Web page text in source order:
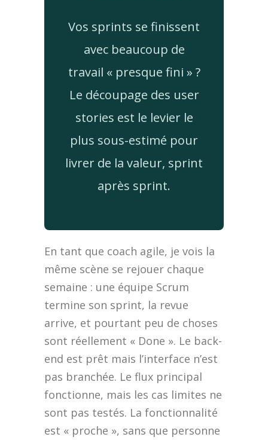
Vos sprints se finissent
avec beaucoup de
travail « presque fini » ?
Le découpage des user
stories est le levier le
plus sous-estimé pour
livrer de la valeur, sprint
après sprint.
En tant que coach agile, je vois la
même scène se rejouer chaque
semaine : une équipe Scrum
termine son sprint, la revue
arrive, et pourtant peu de choses
sont réellement « Done ». Le back-
end est prêt mais l’interface n’est
pas branchée. Le flux principal
fonctionne, mais les cas limites ne
sont pas testés. La fonctionnalité
est « proche », sans que personne